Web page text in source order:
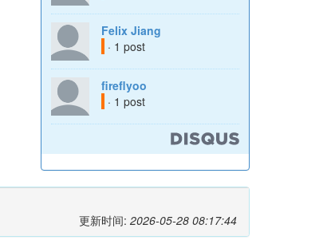
Felix Jiang
· 1 post
fireflyoo
· 1 post
更新时间: 2026-05-28 08:17:44